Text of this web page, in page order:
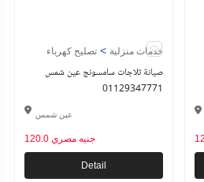
خدمات منزلية > تصليح كهرباء
صيانة ثلاجات سامسونج عين شمس
01129347771
عين شمس
120.0 جنيه مصري
Detail